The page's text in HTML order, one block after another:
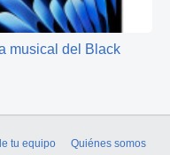
musical del Black
tu equipo Quiénes somos